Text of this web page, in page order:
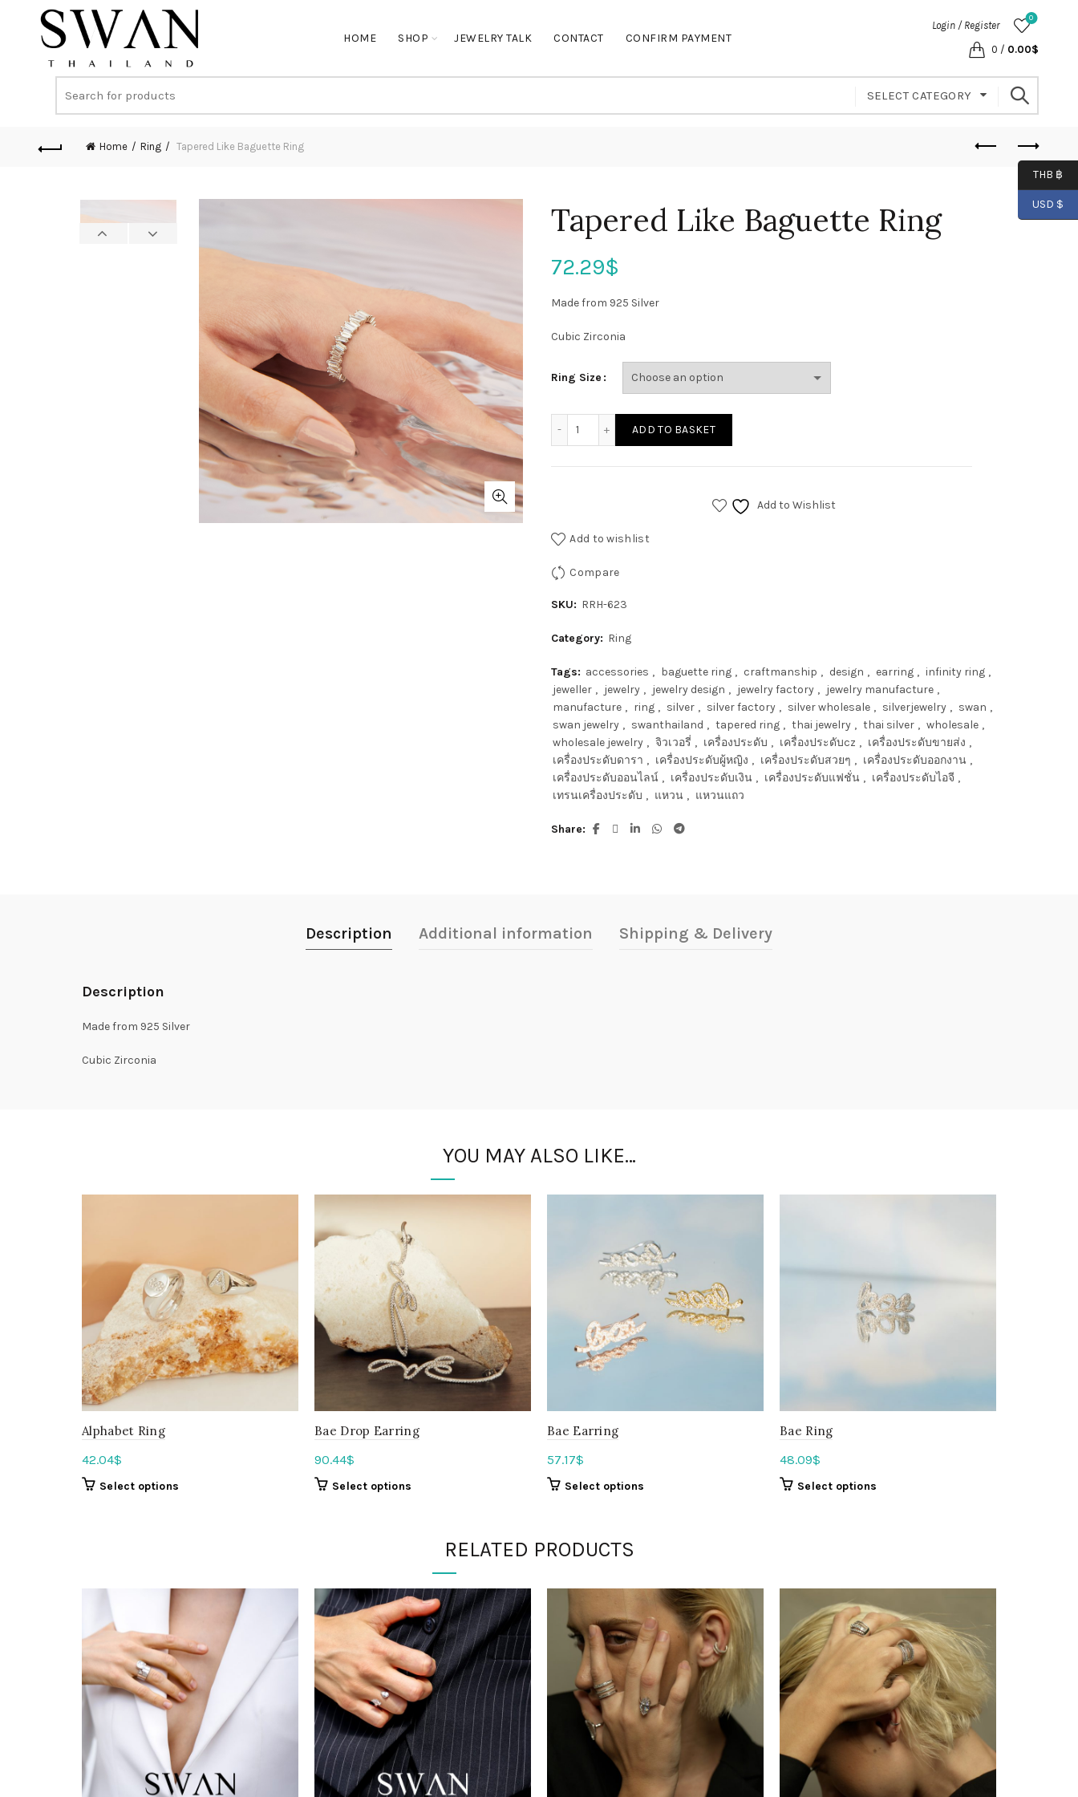
HOME SHOP JEWELRY TALK CONTACT CONFIRM PAYMENT
Login / Register
0
0 / 0.00$
SELECT CATEGORY
Home Ring Tapered Like Baguette Ring
Tapered Like Baguette Ring
72.29$
Made from 925 Silver
Cubic Zirconia
Ring Size
ADD TO BASKET
Add to Wishlist
Add to wishlist
Compare
SKU: RRH-623
Category: Ring
Tags: accessories , baguette ring , craftmanship , design , earring , infinity ring ,
jeweller , jewelry , jewelry design , jewelry factory , jewelry manufacture ,
manufacture , ring , silver , silver factory , silver wholesale , silverjewelry , swan ,
swan jewelry , swanthailand , tapered ring , thai jewelry , thai silver , wholesale ,
wholesale jewelry , จิวเวอรี่ , เครื่องประดับ , เครื่องประดับcz , เครื่องประดับขายส่ง ,
เครื่องประดับดารา , เครื่องประดับผู้หญิง , เครื่องประดับสวยๆ , เครื่องประดับออกงาน ,
เครื่องประดับออนไลน์ , เครื่องประดับเงิน , เครื่องประดับแฟชั่น , เครื่องประดับไอจี ,
เทรนเครื่องประดับ , แหวน , แหวนแถว
Share
Description Additional information Shipping & Delivery
Description
Made from 925 Silver
Cubic Zirconia
YOU MAY ALSO LIKE…
Alphabet Ring
42.04$
Select options
Bae Drop Earring
90.44$
Select options
Bae Earring
57.17$
Select options
Bae Ring
48.09$
Select options
RELATED PRODUCTS
THB ฿
USD $